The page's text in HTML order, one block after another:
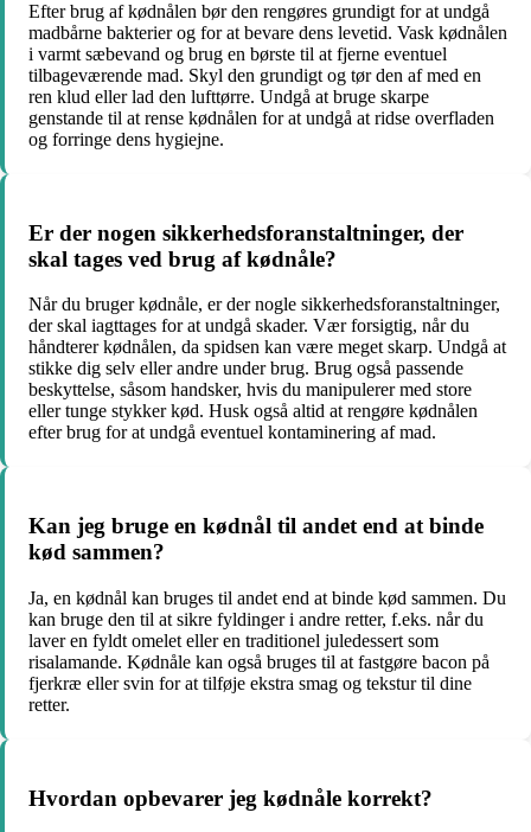
Efter brug af kødnålen bør den rengøres grundigt for at undgå
madbårne bakterier og for at bevare dens levetid. Vask kødnålen
i varmt sæbevand og brug en børste til at fjerne eventuel
tilbageværende mad. Skyl den grundigt og tør den af med en
ren klud eller lad den lufttørre. Undgå at bruge skarpe
genstande til at rense kødnålen for at undgå at ridse overfladen
og forringe dens hygiejne.
Er der nogen sikkerhedsforanstaltninger, der
skal tages ved brug af kødnåle?
Når du bruger kødnåle, er der nogle sikkerhedsforanstaltninger,
der skal iagttages for at undgå skader. Vær forsigtig, når du
håndterer kødnålen, da spidsen kan være meget skarp. Undgå at
stikke dig selv eller andre under brug. Brug også passende
beskyttelse, såsom handsker, hvis du manipulerer med store
eller tunge stykker kød. Husk også altid at rengøre kødnålen
efter brug for at undgå eventuel kontaminering af mad.
Kan jeg bruge en kødnål til andet end at binde
kød sammen?
Ja, en kødnål kan bruges til andet end at binde kød sammen. Du
kan bruge den til at sikre fyldinger i andre retter, f.eks. når du
laver en fyldt omelet eller en traditionel juledessert som
risalamande. Kødnåle kan også bruges til at fastgøre bacon på
fjerkræ eller svin for at tilføje ekstra smag og tekstur til dine
retter.
Hvordan opbevarer jeg kødnåle korrekt?